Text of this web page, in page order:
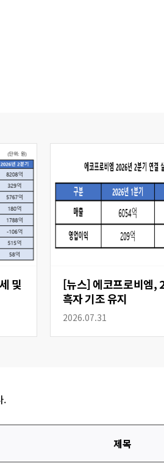
및
[뉴스] 에코프로비엠, 2분기
흑자 기조 유지
2026.07.31
.
제목